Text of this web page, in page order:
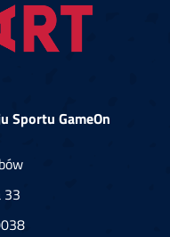
Sportu GameOn
33